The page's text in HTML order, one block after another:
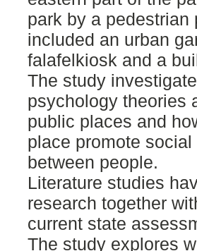
park by a pedestrian
included an urban
falafelkiosk and a
The study
psychology theories
public places and
place promote
between people.
Literature studies
research together
current state
The study explores